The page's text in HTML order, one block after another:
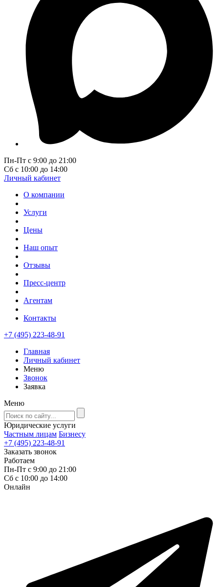
Пн-Пт с 9:00 до 21:00
Сб с 10:00 до 14:00
Личный кабинет
О компании
Услуги
Цены
Наш опыт
Отзывы
Пресс-центр
Агентам
Контакты
+7 (495) 223-48-91
Главная
Личный кабинет
Меню
Звонок
Заявка
Меню
Юридические услуги
Частным лицам Бизнесу
+7 (495) 223-48-91
Заказать звонок
Работаем
Пн-Пт с 9:00 до 21:00
Сб с 10:00 до 14:00
Онлайн